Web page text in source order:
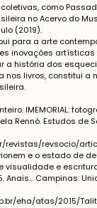
como
no Acervo do
(2019).
para a arte
inovações artísticas
a história dos
nos livros, constitui a
IMEMORIAL:
Rennó. Estudos de
revistas/revsocio/
e o estado de
e escritura.
Anais… Campinas:
eha/atas/2015/